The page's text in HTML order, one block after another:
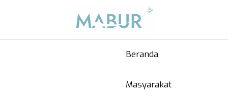
Beranda
Masyarakat